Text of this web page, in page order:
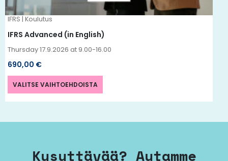
IFRS | Koulutus
IFRS Advanced (in English)
Thursday 17.9.2026 at 9.00-16.00
690,00 €
VALITSE VAIHTOEHDOISTA
tuotteen
Kysyttävää? Autamme